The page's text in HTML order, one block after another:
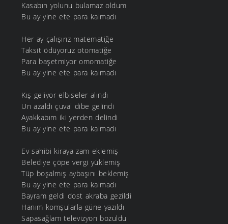
Kasabın yolunu bulamaz oldum
Bu ay yine ete para kalmadı
Her ay çalışırız matematiğe
Taksit ödüyoruz otomatiğe
Para başetmiyor omomatiğe
Bu ay yine ete para kalmadı
Kış geliyor elbiseler alındı
Un azaldı çuval dibe gelindi
Ayakkabım iki yerden delindi
Bu ay yine ete para kalmadı
Ev sahibi kiraya zam eklemiş
Belediye çöpe vergi yüklemiş
Tüp boşalmış aybaşını beklemiş
Bu ay yine ete para kalmadı
Bayram geldi dost akraba gezildi
Hanım komşularla güne yazıldı
Sapasağlam televizyon bozuldu